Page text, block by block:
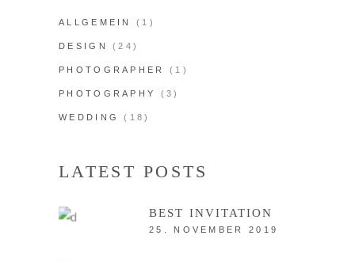
ALLGEMEIN (1)
DESIGN (24)
PHOTOGRAPHER (1)
PHOTOGRAPHY (3)
WEDDING (18)
LATEST POSTS
BEST INVITATION
25. NOVEMBER 2019